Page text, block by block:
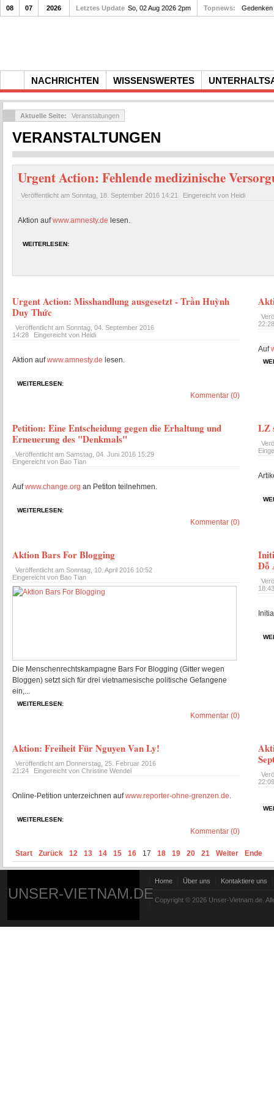
NACHRICHTEN WISSENSWERTES
08 07 2026 Letztes Update So, 02 Aug 2026 2pm Topnews: Gedenken
Aktuelle Seite: Veranstaltungen
VERANSTALTUNGEN
Urgent Action: Fehlende medizinische
Veröffentlicht am Sonntag, 18. September 2016 14:21 Eingereicht von Heidi
Aktion aufwww.amnesty.de lesen.
WEITERLESEN:
Urgent Action: Misshandlung ausgesetzt - Trần Huỳnh
Duy Thức
Veröffentlicht am Sonntag, 04. September 2016
14:28
Eingereicht von Heidi
Aktion aufwww.amnesty.de lesen.
WEITERLESEN:
Kommentar (0)
Auf
Petition: Eine Entscheidung gegen die Erhaltung und
Erneuerung des "Denkmals"
Veröffentlicht am Samstag, 04. Juni 2016 15:29
Eingereicht von Bao Tian
Aufwww.change.org an Petiton teilnehmen.
WEITERLESEN:
Kommentar (0)
LZ
Aktion Bars For Blogging
Veröffentlicht am Sonntag, 10. April 2016 10:52
Eingereicht von Bao Tian
Die Menschenrechtskampagne Bars For Blogging (Gitter wegen
Bloggen) setzt sich für drei vietnamesische politische Gefangene
ein,...
WEITERLESEN:
Kommentar (0)
Đỗ
Aktion: Freiheit Für Nguyen Van Ly!
Veröffentlicht am Donnerstag, 25. Februar 2016
21:24
Eingereicht von Christine Wendel
Online-Petition unterzeichnen aufwww.reporter-ohne-grenzen.de.
WEITERLESEN:
Kommentar (0)
Start Zurück 12 13 14 15 16 17 18 19 20 21 Weiter Ende
UNSER-VIETNAM.DE
Home Über uns Kontaktiere uns
Copyright © 2026 Unser-Vietnam.de.